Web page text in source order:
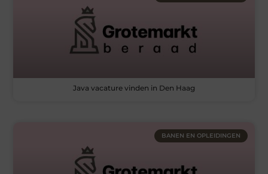
Java vacature vinden in Den Haag
BANEN EN OPLEIDINGEN